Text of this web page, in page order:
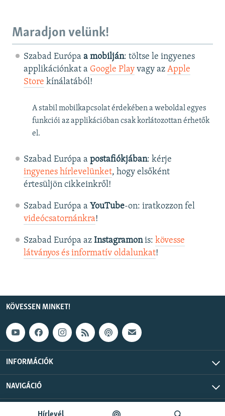
Maradjon velünk!
Szabad Európa a mobilján: töltse le ingyenes
applikációnkat a Google Playvagy az Apple
Store kínálatából!
A stabil mobilkapcsolat érdekében a weboldal egyes
funkciói az applikációban csak korlátozottan érhetők
el.
Szabad Európa a postafiókjában: kérje
ingyenes hírlevelünket, hogy elsőként
értesüljön cikkeinkről!
Szabad Európa a YouTube-on: iratkozzon fel
videócsatornánkra!
Szabad Európa az Instagramonis: kövesse
látványos és informatív oldalunkat! ​
KÖVESSEN MINKET!
INFORMÁCIÓK
NAVIGÁCIÓ
Szabad Európa © 2026 RFE/RL, Inc. Minden jog fenntartva.